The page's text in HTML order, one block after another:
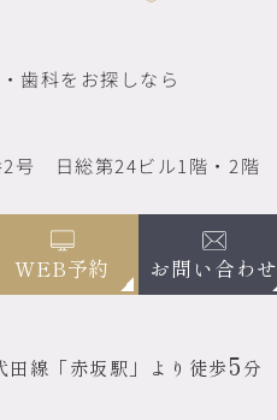
歯科をお探しなら
2号 日総第24ビル1階・2階
WEB予約 お問い合わせ
田線 「赤坂駅」より徒歩 5 分